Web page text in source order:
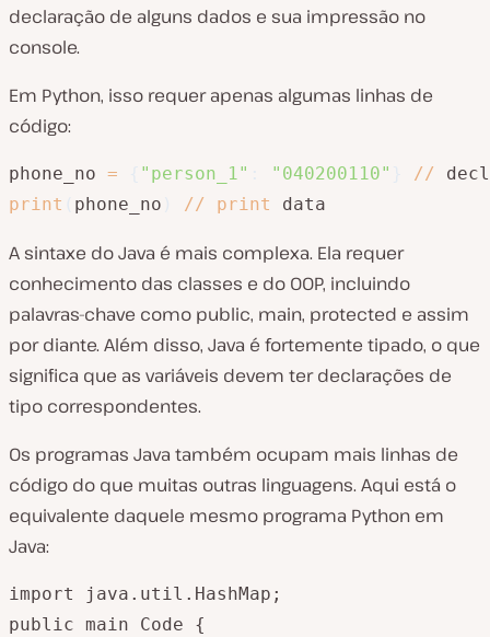
declaração de alguns dados e sua impressão no
console.
Em Python, isso requer apenas algumas linhas de
código:
phone_no = "person_1" "040200110" //
print
phone_no // print data
A sintaxe do Java é mais complexa. Ela requer
conhecimento das classes e do OOP, incluindo
palavras-chave como public, main, protected e assim
por diante. Além disso, Java é fortemente tipado, o que
significa que as variáveis ​​devem ter declarações de
tipo correspondentes.
Os programas Java também ocupam mais linhas de
código do que muitas outras linguagens. Aqui está o
equivalente daquele mesmo programa Python em
Java:
import java.util.HashMap;
public main Code {